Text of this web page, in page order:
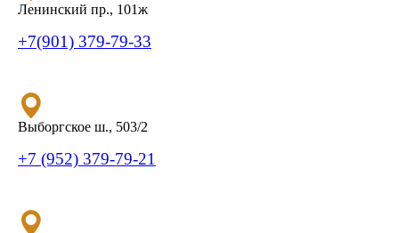
Ленинский пр., 101ж
+7(901) 379-79-33
Выборгское ш., 503/2
+7 (952) 379-79-21